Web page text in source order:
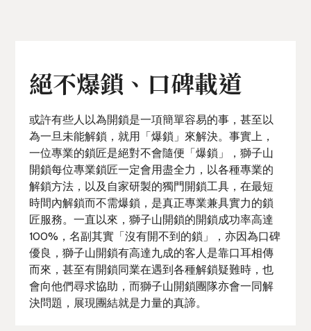
絕不爆鎖、口碑載道
或許有些人以為開鎖是一項簡單容易的事，甚至以
為一旦未能解鎖，就用「爆鎖」來解決。事實上，
一位專業的鎖匠是絕對不會隨便「爆鎖」，獅子山
開鎖每位專業鎖匠一定會用盡全力，以各種專業的
解鎖方法，以及自家研製的獨門開鎖工具，在最短
時間內解鎖而不需爆鎖，是真正專業兼具實力的鎖
匠服務。一直以來，獅子山開鎖的開鎖成功率高達
100%，名副其實「沒有開不到的鎖」，亦因為口碑
優良，獅子山開鎖有高達九成的客人是靠口耳相傳
而來，甚至有開鎖同業在遇到各種解鎖疑難時，也
會向他們尋求協助，而獅子山開鎖團隊亦會一同解
決問題，展現團結就是力量的真諦。